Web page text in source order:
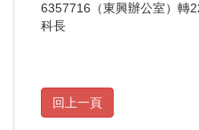
6357716（東興辦公室）轉
科長